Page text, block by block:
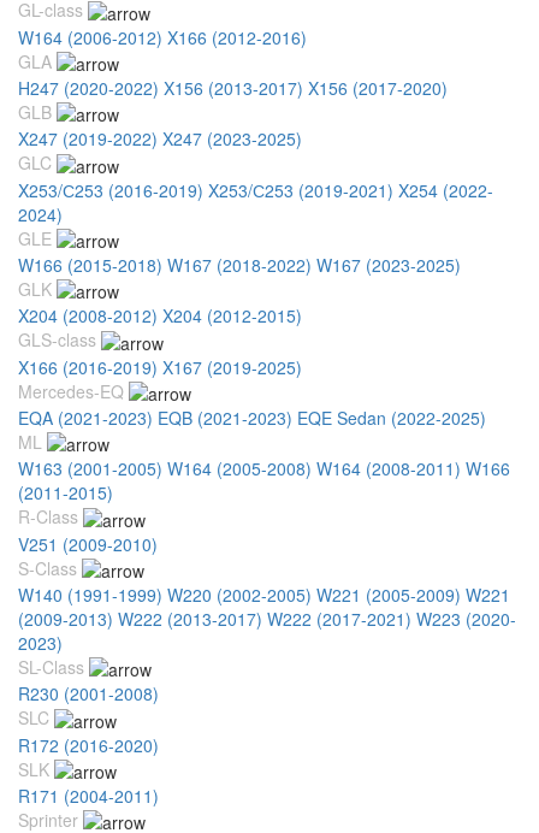
GL-class
W164 (2006-2012) X166 (2012-2016)
GLA
H247 (2020-2022) X156 (2013-2017) X156 (2017-2020)
GLB
X247 (2019-2022) X247 (2023-2025)
GLC
X253/С253 (2016-2019) X253/С253 (2019-2021) X254 (2022-
2024)
GLE
W166 (2015-2018) W167 (2018-2022) W167 (2023-2025)
GLK
X204 (2008-2012) X204 (2012-2015)
GLS-class
X166 (2016-2019) X167 (2019-2025)
Mercedes-EQ
EQA (2021-2023) EQB (2021-2023) EQE Sedan (2022-2025)
ML
W163 (2001-2005) W164 (2005-2008) W164 (2008-2011) W166
(2011-2015)
R-Class
V251 (2009-2010)
S-Class
W140 (1991-1999) W220 (2002-2005) W221 (2005-2009) W221
(2009-2013) W222 (2013-2017) W222 (2017-2021) W223 (2020-
2023)
SL-Class
R230 (2001-2008)
SLC
R172 (2016-2020)
SLK
R171 (2004-2011)
Sprinter